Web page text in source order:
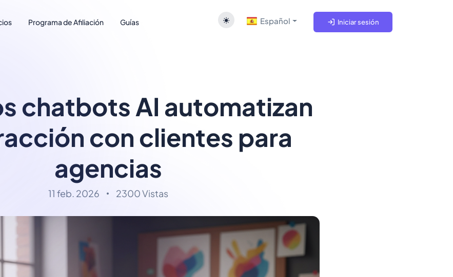
Programa de Afiliación Guías Iniciar sesión
Español
chatbots AI automatizan
con clientes para
agencias
11 feb. 2026 2300 Vistas